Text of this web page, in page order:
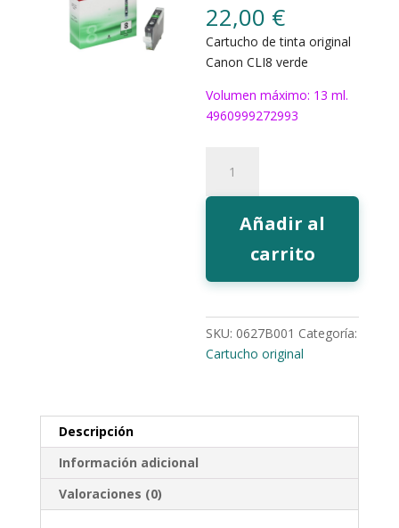
22,00 €
Cartucho de tinta original
Canon CLI8 verde
Volumen máximo: 13 ml.
4960999272993
Canon
CLI8
Añadir al
carrito
SKU: 0627B001 Categoría:
Cartucho original
Descripción
Información adicional
Valoraciones (0)